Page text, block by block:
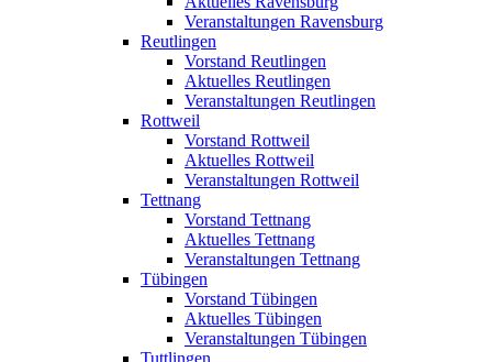
Veranstaltungen Ravensburg
Reutlingen
Vorstand Reutlingen
Aktuelles Reutlingen
Veranstaltungen Reutlingen
Rottweil
Vorstand Rottweil
Aktuelles Rottweil
Veranstaltungen Rottweil
Tettnang
Vorstand Tettnang
Aktuelles Tettnang
Veranstaltungen Tettnang
Tübingen
Vorstand Tübingen
Aktuelles Tübingen
Veranstaltungen Tübingen
Tuttlingen